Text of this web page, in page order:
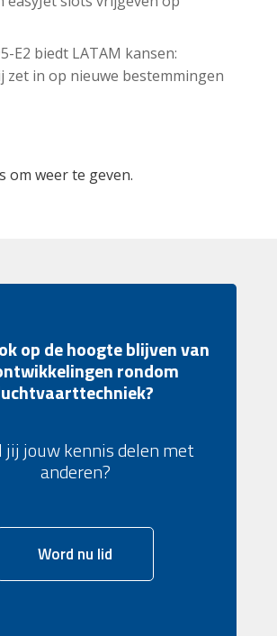
E2 biedt LATAM kansen:
zet in op nieuwe bestemmingen
om weer te geven.
op de hoogte blijven van
rondom
jij jouw kennis delen met
anderen?
Word nu lid